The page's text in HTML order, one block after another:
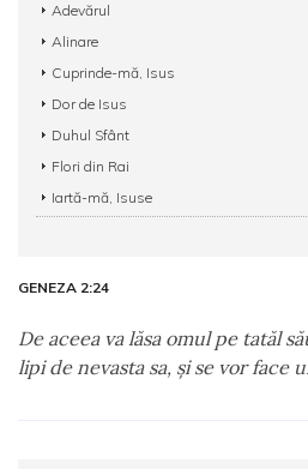
Adevărul
Alinare
Cuprinde-mă, Isus
Dor de Isus
Duhul Sfânt
Flori din Rai
Iartă-mă, Isuse
GENEZA 2:24
De aceea va lăsa omul pe tatăl
lipi de nevasta sa, şi se vor face